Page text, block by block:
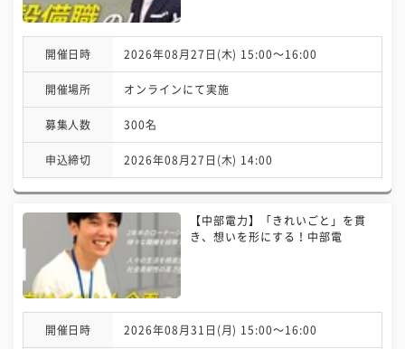
開催日時 2026年08月27日(木) 15:00〜16:00
開催場所 オンラインにて実施
募集人数 300名
申込締切 2026年08月27日(木) 14:00
【中部電力】「きれいごと」を貫
き、想いを形にする！中部電
開催日時 2026年08月31日(月) 15:00〜16:00